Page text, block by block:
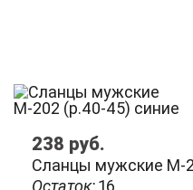
Остаток:16
Сланцы мужские М-
238 руб.